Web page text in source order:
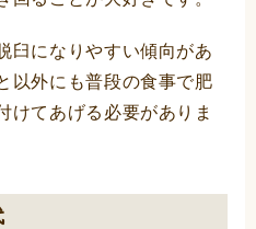
臼になりやすい傾向があ
以外にも普段の食事で肥
けてあげる必要がありま